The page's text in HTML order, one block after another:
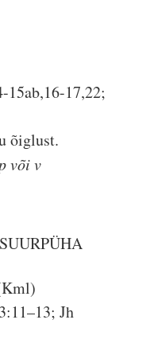
15ab,16-17,22;
õiglust.
või v
Jh